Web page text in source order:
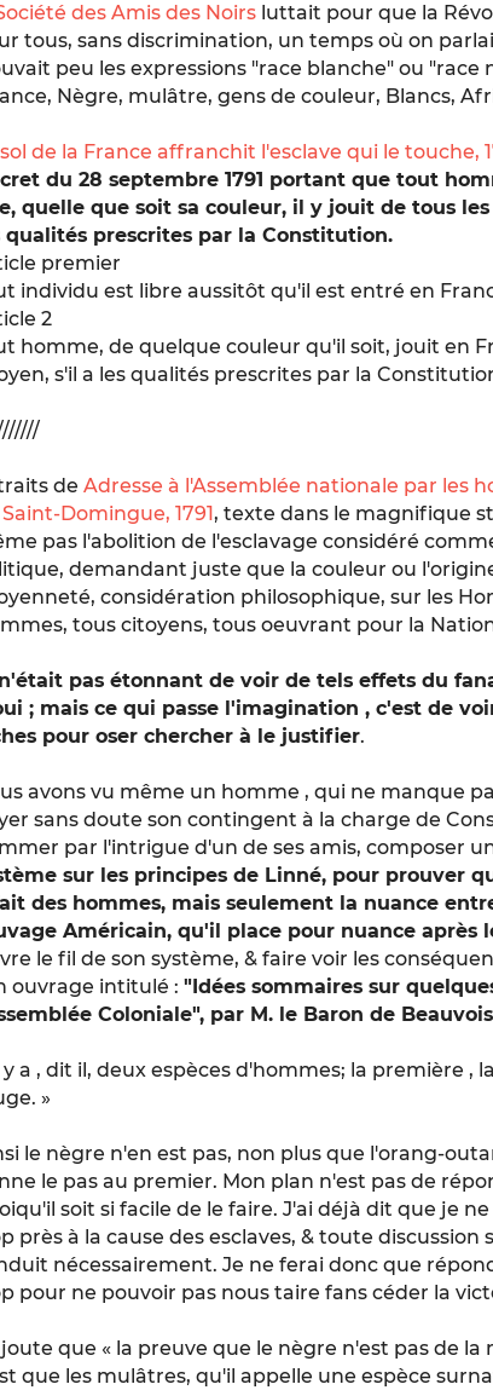
des Amis des Noirs luttait pour que la
tous, sans discrimination, un temps où on
peu les expressions "race blanche" ou "race
Nègre, mulâtre, gens de couleur, Blancs,
de la France affranchit l'esclave qui le touche,
du 28 septembre 1791 portant que tout
quelle que soit sa couleur, il y jouit de tous
qualités prescrites par la Constitution.
premier
individu est libre aussitôt qu'il est entré en
2
homme, de quelque couleur qu'il soit, jouit en
s'il a les qualités prescrites par la
deAdresse à l'Assemblée nationale par les
Domingue, 1791, texte dans le magnifique
pas l'abolition de l'esclavage considéré
demandant juste que la couleur ou
considération philosophique, sur les
tous citoyens, tous oeuvrant pour la
pas étonnant de voir de tels effets du
; mais ce qui passe l'imagination , c'est de
pour oser chercher à le justifier.
avons vu même un homme , qui ne manque
sans doute son contingent à la charge de
par l'intrigue d'un de ses amis, composer
sur les principes de Linné, pour prouver
des hommes, mais seulement la nuance
Américain, qu'il place pour nuance après
le fil de son système, & faire voir les
ouvrage intitulé :"Idées sommaires sur
Coloniale", par M. le Baron de
y a , dit il, deux espèces d'hommes; la première ,
»
le nègre n'en est pas, non plus que l'orang-
le pas au premier. Mon plan n'est pas de
soit si facile de le faire. J'ai déjà dit que je
près à la cause des esclaves, & toute
nécessairement. Je ne ferai donc que
pour ne pouvoir pas nous taire fans céder la
que « la preuve que le nègre n'est pas de la
que les mulâtres, qu'il appelle une espèce